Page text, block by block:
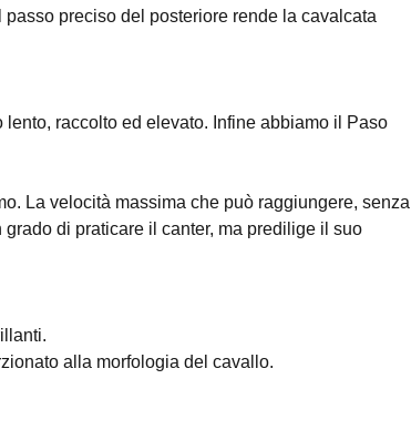
preciso del posteriore rende la cavalcata
raccolto ed elevato. Infine abbiamo il Paso
La velocità massima che può raggiungere, senza
di praticare il canter, ma predilige il suo
alla morfologia del cavallo.